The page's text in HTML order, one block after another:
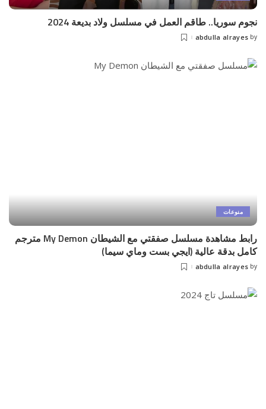
نجوم سوريا.. طاقم العمل في مسلسل ولاد بديعة 2024
Posted
by
abdulla alrayes
منوعات
رابط مشاهدة مسلسل صفقتي مع الشيطان My Demon مترجم
كامل بدقة عالية (ايجي بست وماي سيما)
Posted
by
abdulla alrayes